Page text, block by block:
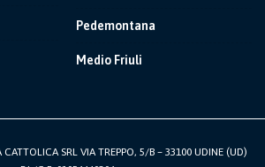
Pedemontana
Medio Friuli
SRL VIA TREPPO, 5/B – 33100 UDINE (UD)